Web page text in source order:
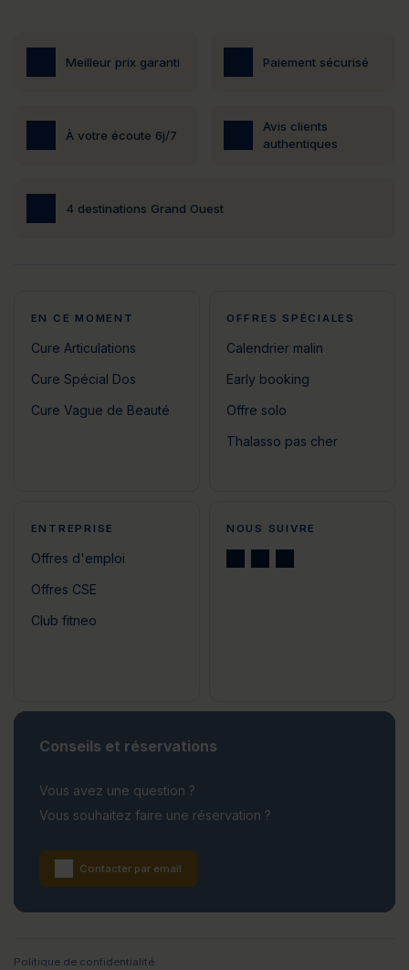
Meilleur prix garanti Paiement sécurisé
À votre écoute 6j/7
Avis clients
authentiques
4 destinations Grand Ouest
EN CE MOMENT
Cure Articulations
Cure Spécial Dos
Cure Vague de Beauté
OFFRES SPÉCIALES
Calendrier malin
Early booking
Offre solo
Thalasso pas cher
ENTREPRISE
Offres d'emploi
Offres CSE
Club fitneo
NOUS SUIVRE
Conseils et réservations
Vous avez une question ?
Vous souhaitez faire une réservation ?
Contacter par email
Politique de confidentialité